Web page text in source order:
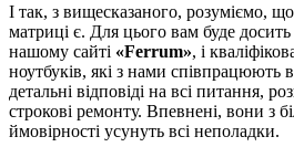
І так, з вищесказаного, розуміємо,
матриці є. Для цього вам буде
нашому сайті «Ferrum», і
ноутбуків, які з нами співпрацюють
детальні відповіді на всі питання,
строкові ремонту. Впевнені, вони з
ймовірності усунуть всі неполадки.